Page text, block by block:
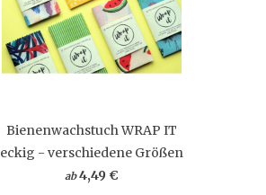
Bienenwachstuch WRAP IT
eckig - verschiedene Größen
ab 4,49 €